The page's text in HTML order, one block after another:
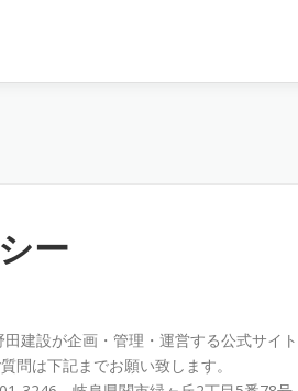
ー
建設が企画・管理・運営する公式サイト
問は下記までお願い致します。